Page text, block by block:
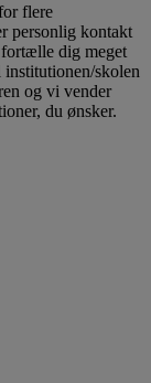
flere
personlig kontakt
dig meget
institutionen/skolen
og vi vender
du ønsker.